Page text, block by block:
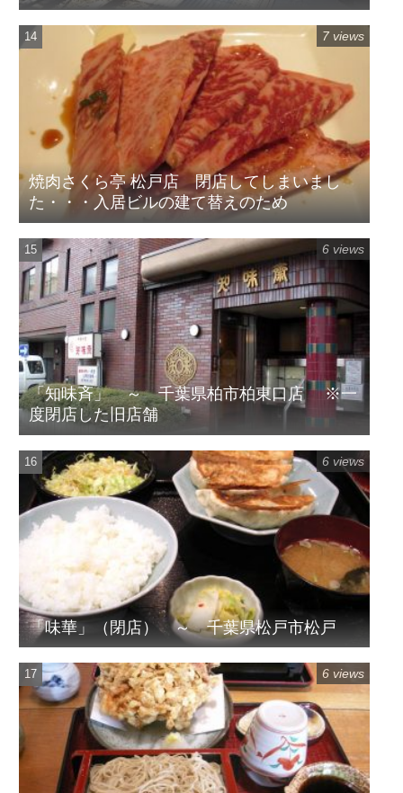
焼肉さくら亭 松戸店 閉店してしまいまし
た・・・入居ビルの建て替えのため
7 views
「知味斉」 ～ 千葉県柏市柏東口店 ※一
度閉店した旧店舗
6 views
「味華」（閉店） ～ 千葉県松戸市松戸
6 views
6 views